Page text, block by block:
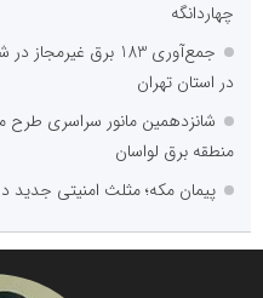
چهاردانگه
جمع‌آوری 183 برق
در استان تهران
شانزدهمین مانور سراسری طرح
منطقه برق لواسان
پیمان مکه؛ مثلث امنیتی جدید